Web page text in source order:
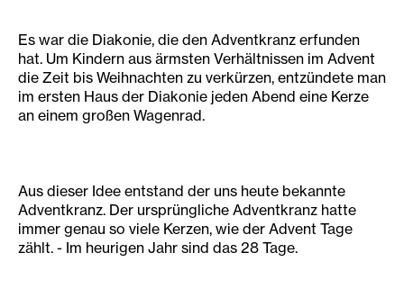
Es war die Diakonie, die den Adventkranz erfunden
hat. Um Kindern aus ärmsten Verhältnissen im Advent
die Zeit bis Weihnachten zu verkürzen, entzündete man
im ersten Haus der Diakonie jeden Abend eine Kerze
an einem großen Wagenrad.
Aus dieser Idee entstand der uns heute bekannte
Adventkranz. Der ursprüngliche Adventkranz hatte
immer genau so viele Kerzen, wie der Advent Tage
zählt. - Im heurigen Jahr sind das 28 Tage.